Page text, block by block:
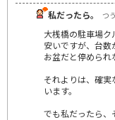
私だったら。
つ
大桟橋の駐車場
安いですが、台数
お盆だと停められ
それよりは、確
います。
でも私だったら、